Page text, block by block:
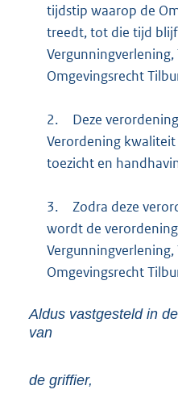
tijdstip waarop de
treedt, tot die tijd
Omgevingsrecht
2.
Deze
Verordening
toezicht en
3.
Zodra deze
wordt de
Omgevingsrecht
Aldus vastgesteld in
van
de griffier,